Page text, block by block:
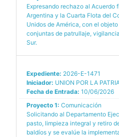
Expresando rechazo al Acuerdo
Argentina y la Cuarta Flota del
Unidos de América, con el
conjuntas de patrullaje,
Sur.
Expediente: 2026-E-1471
Iniciador: UNION POR LA
Fecha de Entrada: 10/06/2026
Proyecto 1: Comunicación
Solicitando al Departamento
pasto, limpieza integral y retiro
baldíos y se evalúe la